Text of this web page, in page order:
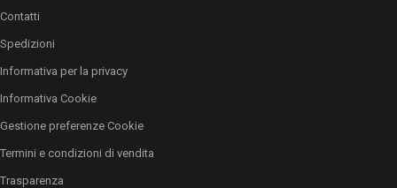
Contatti
Spedizioni
Informativa per la privacy
Informativa Cookie
Gestione preferenze Cookie
Termini e condizioni di vendita
Trasparenza